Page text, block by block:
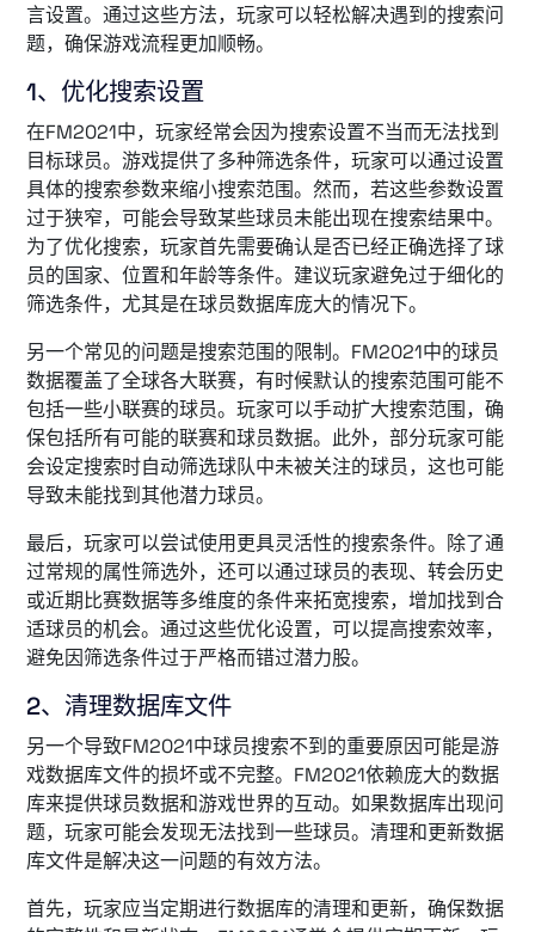
言设置。通过这些方法，玩家可以轻松解决遇到的搜索问
题，确保游戏流程更加顺畅。
1、优化搜索设置
在FM2021中，玩家经常会因为搜索设置不当而无法找到
目标球员。游戏提供了多种筛选条件，玩家可以通过设置
具体的搜索参数来缩小搜索范围。然而，若这些参数设置
过于狭窄，可能会导致某些球员未能出现在搜索结果中。
为了优化搜索，玩家首先需要确认是否已经正确选择了球
员的国家、位置和年龄等条件。建议玩家避免过于细化的
筛选条件，尤其是在球员数据库庞大的情况下。
另一个常见的问题是搜索范围的限制。FM2021中的球员
数据覆盖了全球各大联赛，有时候默认的搜索范围可能不
包括一些小联赛的球员。玩家可以手动扩大搜索范围，确
保包括所有可能的联赛和球员数据。此外，部分玩家可能
会设定搜索时自动筛选球队中未被关注的球员，这也可能
导致未能找到其他潜力球员。
最后，玩家可以尝试使用更具灵活性的搜索条件。除了通
过常规的属性筛选外，还可以通过球员的表现、转会历史
或近期比赛数据等多维度的条件来拓宽搜索，增加找到合
适球员的机会。通过这些优化设置，可以提高搜索效率，
避免因筛选条件过于严格而错过潜力股。
2、清理数据库文件
另一个导致FM2021中球员搜索不到的重要原因可能是游
戏数据库文件的损坏或不完整。FM2021依赖庞大的数据
库来提供球员数据和游戏世界的互动。如果数据库出现问
题，玩家可能会发现无法找到一些球员。清理和更新数据
库文件是解决这一问题的有效方法。
首先，玩家应当定期进行数据库的清理和更新，确保数据